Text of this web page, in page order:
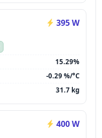
395 W
15.29%
-0.29 %/°C
31.7 kg
400 W